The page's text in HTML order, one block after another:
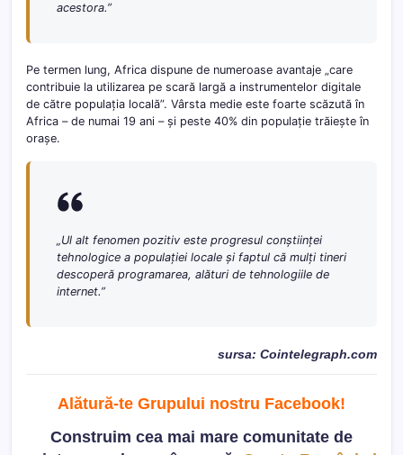
acestora.”
Pe termen lung, Africa dispune de numeroase avantaje „care
contribuie la utilizarea pe scară largă a instrumentelor digitale
de către populația locală”. Vârsta medie este foarte scăzută în
Africa – de numai 19 ani – și peste 40% din populație trăiește în
orașe.
„Ul alt fenomen pozitiv este progresul conștiinței
tehnologice a populației locale și faptul că mulți tineri
descoperă programarea, alături de tehnologiile de
internet.”
sursa: Cointelegraph.com
Alătură-te Grupului nostru Facebook!
Construim cea mai mare comunitate de